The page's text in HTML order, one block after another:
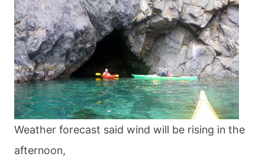
Weather forecast said wind will be rising in the
afternoon,